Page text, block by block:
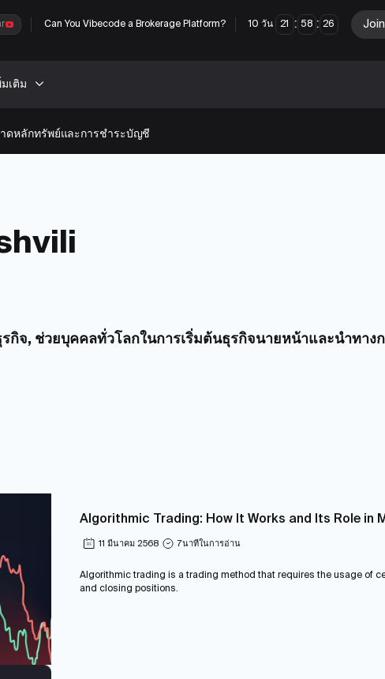
Can You Vibecode a Brokerage Platform? 10 วัน 21 : 58 : 25
มเติม
ดหลักทรัพย์และการชำระบัญชี
จ, ช่วยบุคคลทั่วโลกในการเริ่มต้นธุรกิจนายหน้าและนำทาง
11 มีนาคม 2568 7นาทีในการอ่าน
Algorithmic Trading: How It Works and Its Role in
Algorithmic trading is a trading method that requires the usage of
and closing positions.